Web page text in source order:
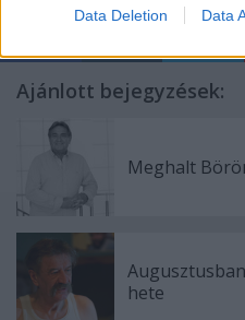
Data Deletion Data
Ajánlott bejegyzések:
Meghalt
hete